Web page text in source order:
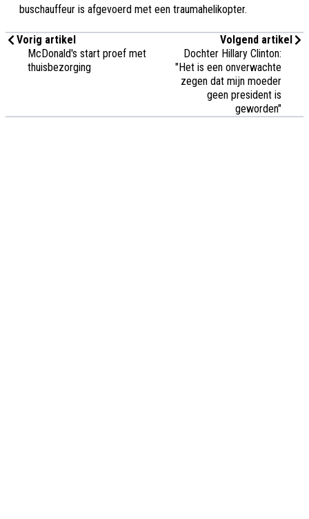
buschauffeur is afgevoerd met een traumahelikopter.
Vorig artikel
McDonald's start proef met
thuisbezorging
Volgend artikel
Dochter Hillary Clinton:
"Het is een onverwachte
zegen dat mijn moeder
geen president is
geworden"